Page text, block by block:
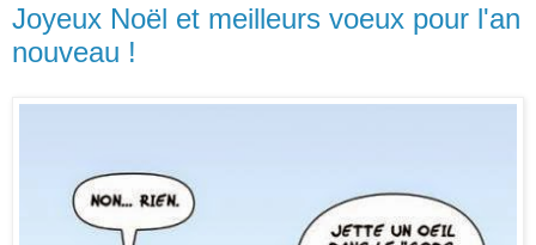
Joyeux Noël et meilleurs voeux pour l'an
nouveau !